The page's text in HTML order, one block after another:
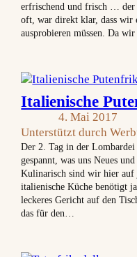
erfrischend und frisch … der
oft, war direkt klar, dass wir
ausprobieren müssen. Da
Italienische
4. Mai 2017
Unterstützt durch
Der 2. Tag in der
gespannt, was uns Neues
Kulinarisch sind wir hier auf
italienische Küche benötigt
leckeres Gericht auf den
das für den…